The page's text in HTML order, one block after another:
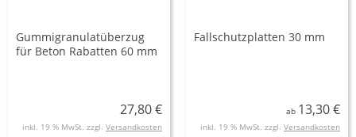
Gummigranulatüberzug
für Beton Rabatten 60 mm
27,80 €
inkl. 19 % MwSt. zzgl. Versandkosten
Fallschutzplatten 30 mm
ab 13,30 €
inkl. 19 % MwSt. zzgl. Versandkosten